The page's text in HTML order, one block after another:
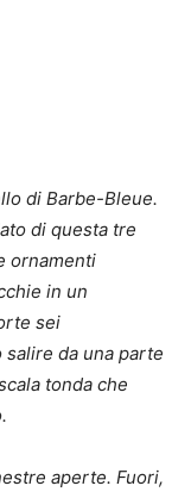
di Barbe-Bleue.
di questa tre
ornamenti
in un
sei
da una parte
tonda che
aperte. Fuori,